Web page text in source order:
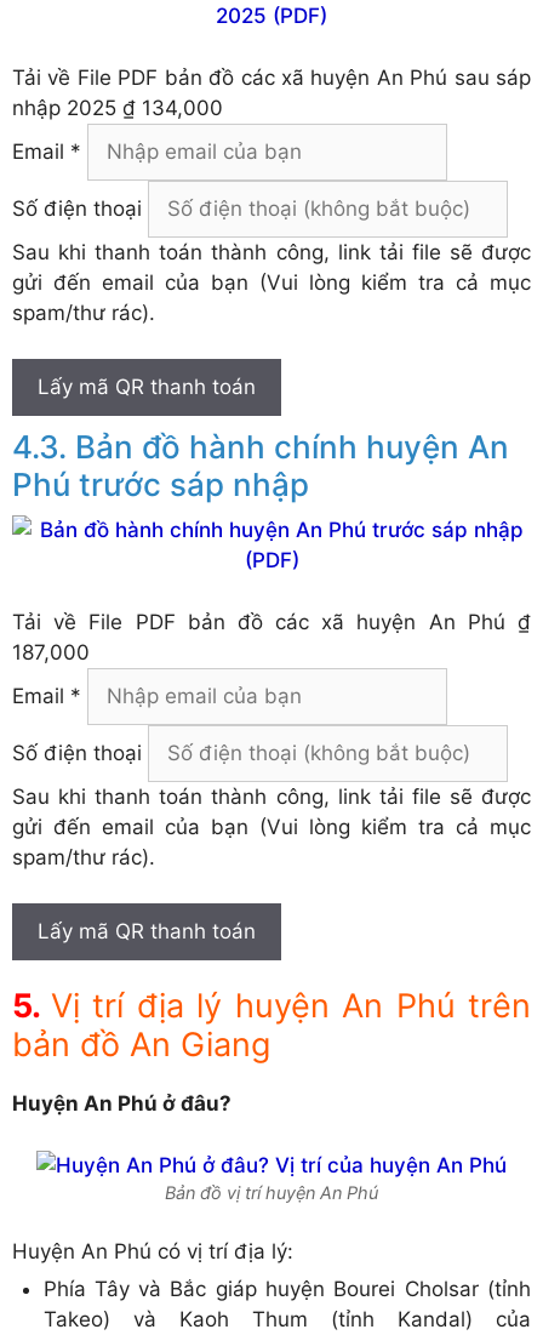
Tải về File PDF bản đồ các xã huyện An Phú sau sáp
nhập 2025 ₫ 134,000
Email *
Số điện thoại
Sau khi thanh toán thành công, link tải file sẽ được
gửi đến email của bạn (Vui lòng kiểm tra cả mục
spam/thư rác).
Lấy mã QR thanh toán
Bản đồ hành chính huyện An
Phú trước sáp nhập
Tải về File PDF bản đồ các xã huyện An Phú ₫
187,000
Email *
Số điện thoại
Sau khi thanh toán thành công, link tải file sẽ được
gửi đến email của bạn (Vui lòng kiểm tra cả mục
spam/thư rác).
Lấy mã QR thanh toán
Vị trí địa lý huyện An Phú trên
bản đồ An Giang
Huyện An Phú ở đâu?
Bản đồ vị trí huyện An Phú
Huyện An Phú có vị trí địa lý:
Phía Tây và Bắc giáp huyện Bourei Cholsar (tỉnh
Takeo) và Kaoh Thum (tỉnh Kandal) của